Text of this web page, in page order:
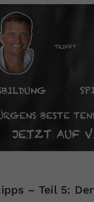
– Teil 5: Der